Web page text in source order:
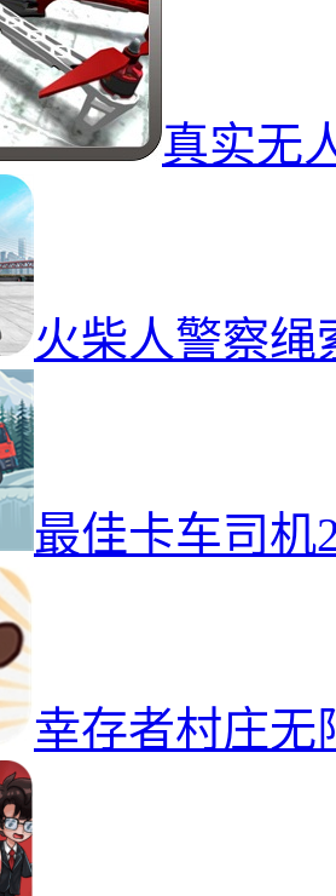
真实无
火柴人警察绳
最佳卡车司机
幸存者村庄无